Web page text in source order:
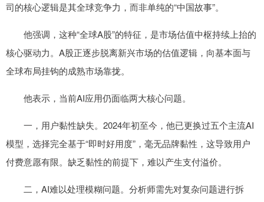
司的核心逻辑是其全球竞争力，而非单纯的“中国故事”。
他强调，这种“全球A股”的特征，是市场估值中枢持续上抬的
核心驱动力。A股正逐步脱离新兴市场的估值逻辑，向基本面与
全球布局挂钩的成熟市场靠拢。
他表示，当前AI应用仍面临两大核心问题。
一，用户黏性缺失。2024年初至今，他已更换过五个主流AI
模型，选择完全基于“即时好用度”，毫无品牌黏性，这导致用户
付费意愿有限。缺乏黏性的前提下，难以产生支付溢价。
二，AI难以处理模糊问题。分析师需先对复杂问题进行拆